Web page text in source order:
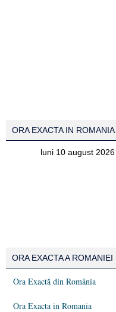
ORA EXACTA IN ROMANIA
ORA EXACTA A ROMANIEI
Ora Exactă din România
Ora Exacta in Romania